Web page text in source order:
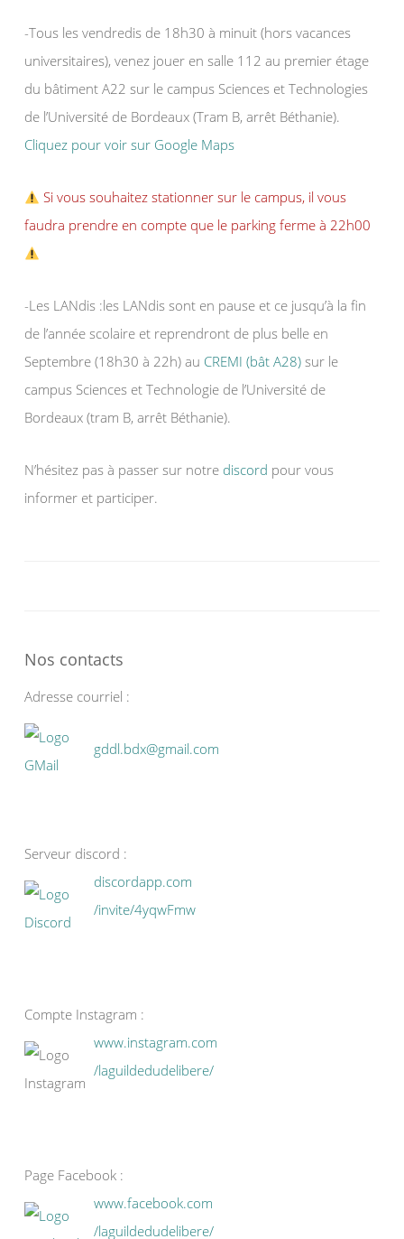
-Tous les vendredis de 18h30 à minuit (hors vacances
universitaires), venez jouer en salle 112 au premier étage
du bâtiment A22 sur le campus Sciences et Technologies
de l’Université de Bordeaux (Tram B, arrêt Béthanie).
Cliquez pour voir sur Google Maps
Si vous souhaitez stationner sur le campus, il vous
faudra prendre en compte que le parking ferme à 22h00
-Les LANdis :les LANdis sont en pause et ce jusqu’à la fin
de l’année scolaire et reprendront de plus belle en
Septembre (18h30 à 22h) au CREMI (bât A28) sur le
campus Sciences et Technologie de l’Université de
Bordeaux (tram B, arrêt Béthanie).
N’hésitez pas à passer sur notre discord pour vous
informer et participer.
Nos contacts
Adresse courriel :
gddl.bdx@gmail.com
Serveur discord :
discordapp.com
/invite/4yqwFmw
Compte Instagram :
www.instagram.com
/laguildedudelibere/
Page Facebook :
www.facebook.com
/laguildedudelibere/